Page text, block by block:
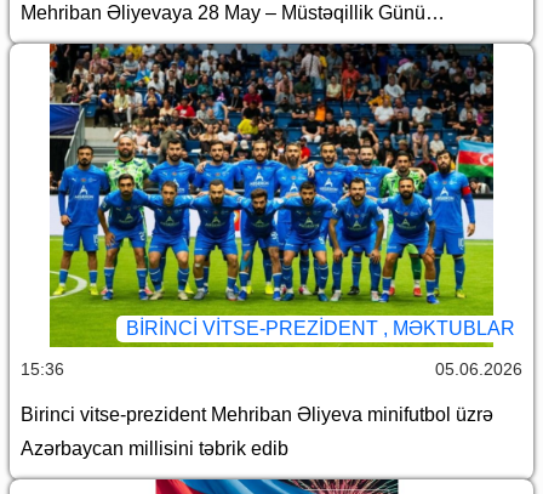
Mehriban Əliyevaya 28 May – Müstəqillik Günü
münasibətilə təbrik
BIRINCI VITSE-PREZIDENT , MƏKTUBLAR
15:36 05.06.2026
Birinci vitse-prezident Mehriban Əliyeva minifutbol üzrə
Azərbaycan millisini təbrik edib